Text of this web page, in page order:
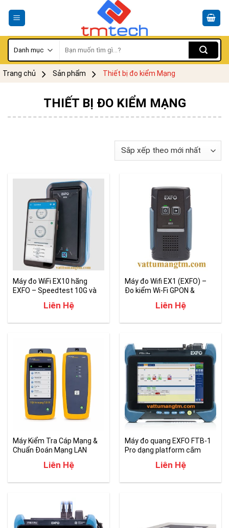
kiếm:
Trang chủ Sản phẩm Thiết bị đo kiểm Mạng
THIẾT BỊ ĐO KIỂM MẠNG
Máy đo WiFi EX10 hãng
EXFO – Speedtest 10G và
Liên Hệ
Máy đo Wifi EX1 (EXFO) –
Đo kiểm Wi-Fi GPON &
Liên Hệ
Máy Kiểm Tra Cáp Mạng &
Chuẩn Đoán Mạng LAN
Liên Hệ
Máy đo quang EXFO FTB-1
Pro dạng platform cắm
Liên Hệ